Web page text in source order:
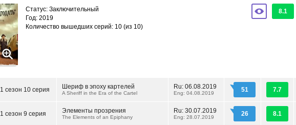
8.1
Статус: Заключительный
Год: 2019
Количество вышедших серий: 10 (из 10)
1 сезон 10 серия Шериф в эпоху картелей
A Sheriff in the Era of the Cartel
Ru: 06.08.2019
Eng: 04.08.2019 51 7.7
1 сезон 9 серия Элементы прозрения
The Elements of an Epiphany
Ru: 30.07.2019
Eng: 28.07.2019 26 8.1